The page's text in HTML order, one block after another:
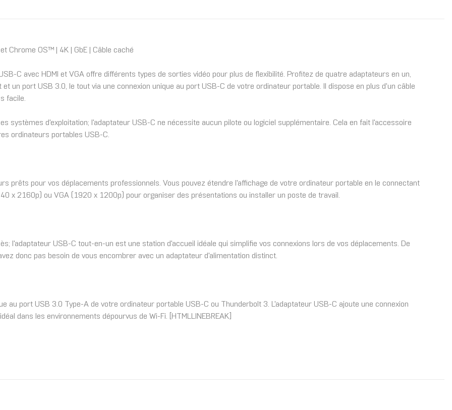
Chrome OS™ | 4K | GbE | Câble caché
C avec HDMI et VGA offre différents types de sorties vidéo pour plus de flexibilité. Profitez de quatre adaptateurs en un,
un port USB 3.0, le tout via une connexion unique au port USB-C de votre ordinateur portable. Il dispose en plus d'un câble
facile.
systèmes d'exploitation; l'adaptateur USB-C ne nécessite aucun pilote ou logiciel supplémentaire. Cela en fait l'accessoire
ordinateurs portables USB-C.
prêts pour vos déplacements professionnels. Vous pouvez étendre l'affichage de votre ordinateur portable en le connectant
x 2160p) ou VGA (1920 x 1200p) pour organiser des présentations ou installer un poste de travail.
l'adaptateur USB-C tout-en-un est une station d'accueil idéale qui simplifie vos connexions lors de vos déplacements. De
donc pas besoin de vous encombrer avec un adaptateur d'alimentation distinct.
au port USB 3.0 Type-A de votre ordinateur portable USB-C ou Thunderbolt 3. L'adaptateur USB-C ajoute une connexion
dans les environnements dépourvus de Wi-Fi. [HTMLLINEBREAK]